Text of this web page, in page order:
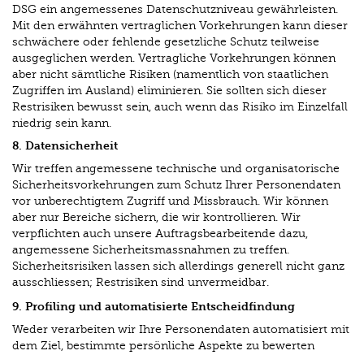
DSG ein angemessenes Datenschutzniveau gewährleisten.
Mit den erwähnten vertraglichen Vorkehrungen kann dieser
schwächere oder fehlende gesetzliche Schutz teilweise
ausgeglichen werden. Vertragliche Vorkehrungen können
aber nicht sämtliche Risiken (namentlich von staatlichen
Zugriffen im Ausland) eliminieren. Sie sollten sich dieser
Restrisiken bewusst sein, auch wenn das Risiko im Einzelfall
niedrig sein kann.
8. Datensicherheit
Wir treffen angemessene technische und organisatorische
Sicherheitsvorkehrungen zum Schutz Ihrer Personendaten
vor unberechtigtem Zugriff und Missbrauch. Wir können
aber nur Bereiche sichern, die wir kontrollieren. Wir
verpflichten auch unsere Auftragsbearbeitende dazu,
angemessene Sicherheitsmassnahmen zu treffen.
Sicherheitsrisiken lassen sich allerdings generell nicht ganz
ausschliessen; Restrisiken sind unvermeidbar.
9. Profiling und automatisierte Entscheidfindung
Weder verarbeiten wir Ihre Personendaten automatisiert mit
dem Ziel, bestimmte persönliche Aspekte zu bewerten